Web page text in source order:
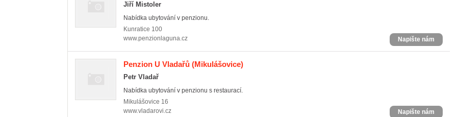
Jiří Mistoler
Nabídka ubytování v penzionu.
Kunratice 100
www.penzionlaguna.cz
Napište nám
Penzion U Vladařů (Mikulášovice)
Petr Vladař
Nabídka ubytování v penzionu s restaurací.
Mikulášovice 16
www.vladarovi.cz
Napište nám